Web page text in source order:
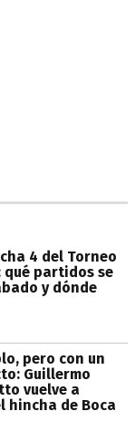
4 del Torneo
qué partidos se
y dónde
pero con un
Guillermo
vuelve a
hincha de Boca